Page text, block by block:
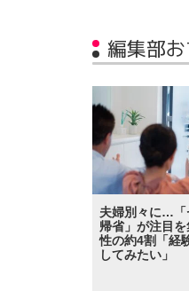
編集部
夫婦別々に…「
帰省」が注目
性の約4割「経
してみたい」